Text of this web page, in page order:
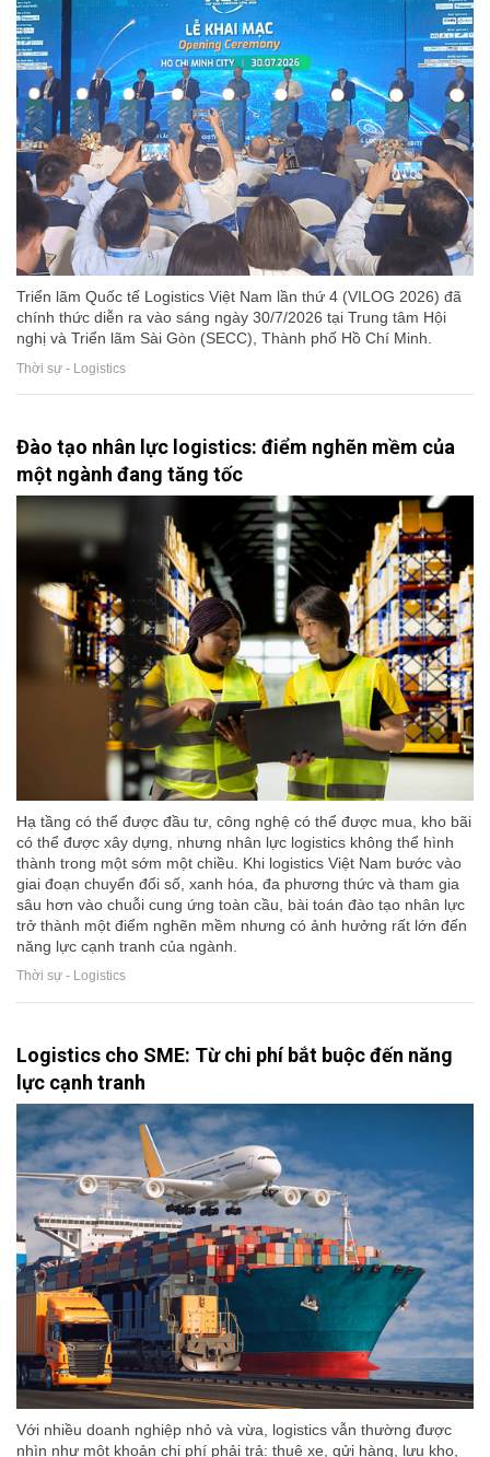
Triển lãm Quốc tế Logistics Việt Nam lần thứ 4 (VILOG 2026) đã
chính thức diễn ra vào sáng ngày 30/7/2026 tại Trung tâm Hội
nghị và Triển lãm Sài Gòn (SECC), Thành phố Hồ Chí Minh.
Thời sự - Logistics
Đào tạo nhân lực logistics: điểm nghẽn mềm của
một ngành đang tăng tốc
Hạ tầng có thể được đầu tư, công nghệ có thể được mua, kho bãi
có thể được xây dựng, nhưng nhân lực logistics không thể hình
thành trong một sớm một chiều. Khi logistics Việt Nam bước vào
giai đoạn chuyển đổi số, xanh hóa, đa phương thức và tham gia
sâu hơn vào chuỗi cung ứng toàn cầu, bài toán đào tạo nhân lực
trở thành một điểm nghẽn mềm nhưng có ảnh hưởng rất lớn đến
năng lực cạnh tranh của ngành.
Thời sự - Logistics
Logistics cho SME: Từ chi phí bắt buộc đến năng
lực cạnh tranh
Với nhiều doanh nghiệp nhỏ và vừa, logistics vẫn thường được
nhìn như một khoản chi phí phải trả: thuê xe, gửi hàng, lưu kho,